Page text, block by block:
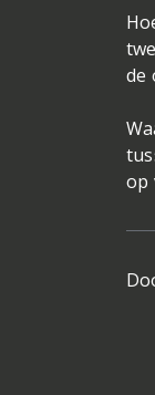
de
op